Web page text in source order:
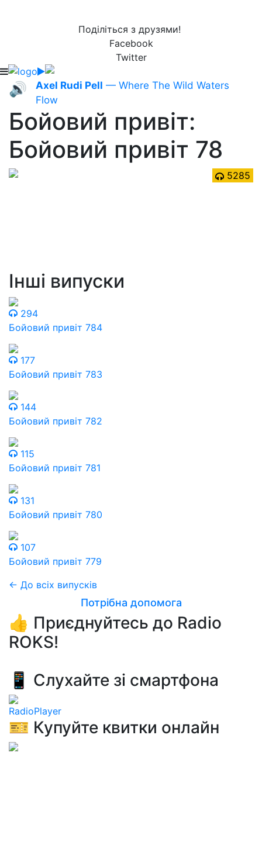
Поділіться з друзями!
Facebook
Twitter
🔊 Axel Rudi Pell — Where The Wild Waters
Flow
Бойовий привіт:
Бойовий привіт 78
5285
Інші випуски
294
Бойовий привіт 784
177
Бойовий привіт 783
144
Бойовий привіт 782
115
Бойовий привіт 781
131
Бойовий привіт 780
107
Бойовий привіт 779
← До всіх випусків
Потрібна допомога
👍 Приєднуйтесь до Radio
ROKS!
📱 Слухайте зі смартфона
RadioPlayer
🎫 Купуйте квитки онлайн